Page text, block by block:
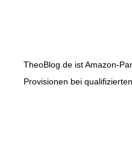
TheoBlog.de ist Amazon-
Provisionen bei